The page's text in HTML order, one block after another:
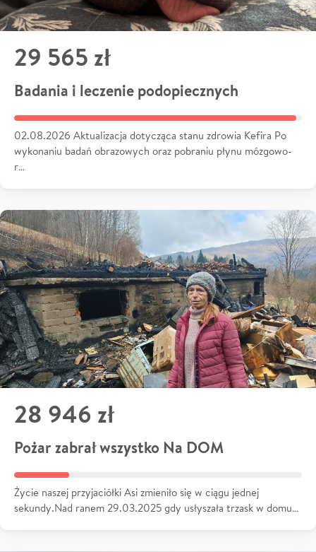
29 565 zł
Badania i leczenie podopiecznych
02.08.2026 Aktualizacja dotycząca stanu zdrowia Kefira Po
wykonaniu badań obrazowych oraz pobraniu płynu mózgowo-
r…
28 946 zł
Pożar zabrał wszystko Na DOM
Życie naszej przyjaciółki Asi zmieniło się w ciągu jednej
sekundy.Nad ranem 29.03.2025 gdy usłyszała trzask w domu…